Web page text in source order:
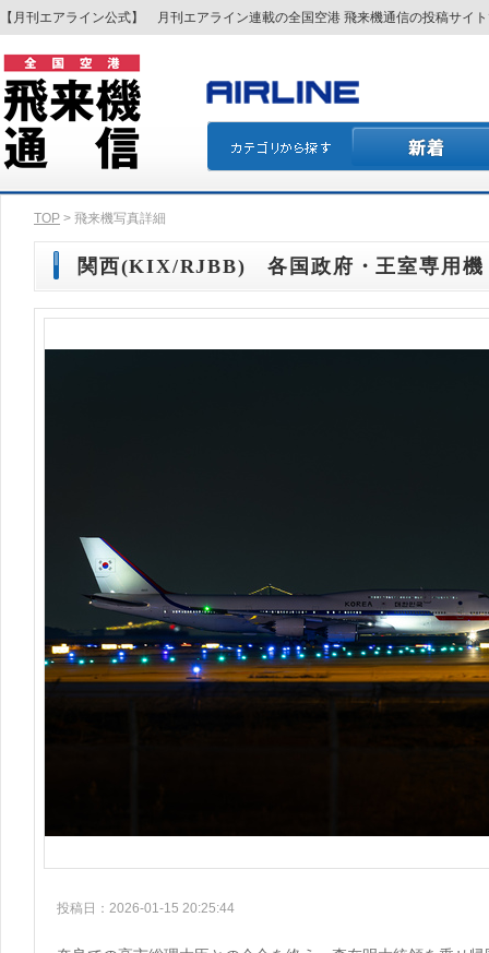
【月刊エアライン公式】 月刊エアライン連載の全国空港 飛来機通信の投稿サイ
TOP > 飛来機写真詳細
関西(KIX/RJBB) 各国政府・王室専用
投稿日：2026-01-15 20:25:44